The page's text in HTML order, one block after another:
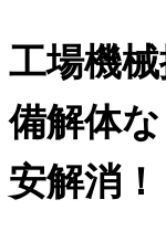
工場機
備解体
安解消！